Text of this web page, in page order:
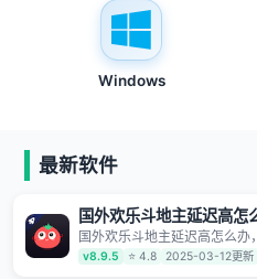
Windows
最新软件
国外欢乐斗地主延迟高怎
国外欢乐斗地主延迟高怎么办
量节点覆盖，运营商专线不卡
和留学生打造，帮助海外华人
v8.9.5 ⭐ 4.8 2025-03-12更新